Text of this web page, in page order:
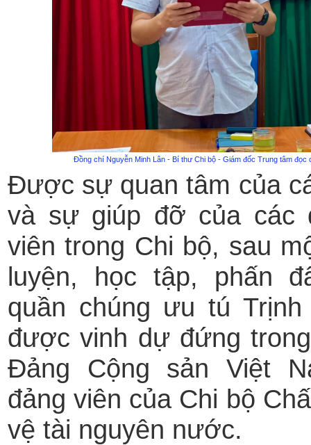
Đồng chí Nguyễn Minh Lân - Bí thư Chi bộ - Giám đốc Trung tâm đọc
Được sự quan tâm của
và sự giúp đỡ của các
viên trong Chi bộ, sau
luyện, học tập, phấn
quần chúng ưu tú
được vinh dự đứng
Đảng Cộng sản Việt
đảng viên của Chi bộ
vệ tài nguyên nước.